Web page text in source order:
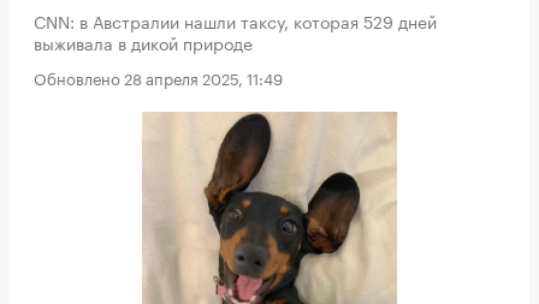
CNN: в Австралии нашли таксу, которая 529 дней
выживала в дикой природе
Обновлено 28 апреля 2025, 11:49